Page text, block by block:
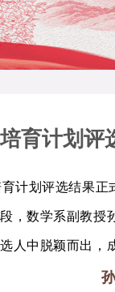
育计划评
计划评选结果
，数学系副教
人中脱颖而出，